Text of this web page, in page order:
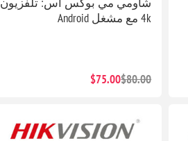
4k مع مشغل Android
$80.00
$75.00